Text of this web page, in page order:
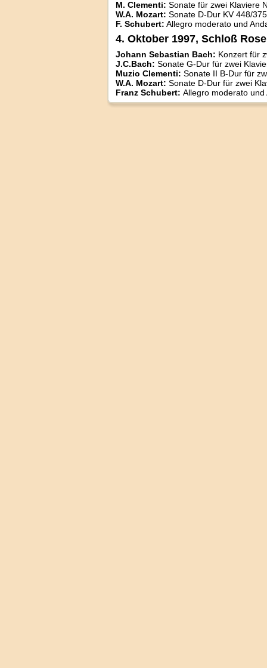
M. Clementi: Sonate für zwei Klaviere
W.A. Mozart: Sonate D-Dur KV 448/
F. Schubert: Allegro moderato und
4. Oktober 1997, Schloß
Johann Sebastian Bach: Konzert für
J.C.Bach: Sonate G-Dur für zwei
Muzio Clementi: Sonate II B-Dur für
W.A. Mozart: Sonate D-Dur für zwei
Franz Schubert: Allegro moderato und